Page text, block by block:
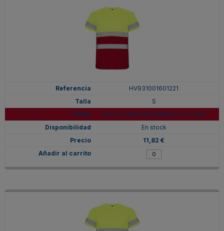
HV931001601221
S
ROJO LABORAL/AMARILLO FLÚOR
En stock
11,82 €